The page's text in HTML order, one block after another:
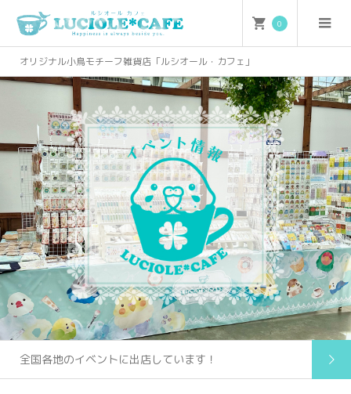
0
オリジナル小鳥モチーフ雑貨店「ルシオール・カフェ」
全国各地のイベントに出店しています！